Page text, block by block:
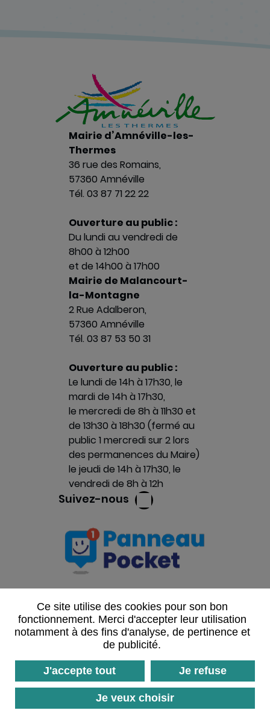
Ce site utilise des cookies pour son bon
fonctionnement. Merci d'accepter leur utilisation
notamment à des fins d'analyse, de pertinence et
de publicité.
J'accepte tout Je refuse
Je veux choisir
Mairie d’Amnéville-les-
Thermes
36 rue des Romains,
57360 Amnéville
Tél. 03 87 71 22 22
Ouverture au public :
Du lundi au vendredi de
8h00 à 12h00
et de 14h00 à 17h00
Mairie de Malancourt-
la-Montagne
2 Rue Adalberon,
57360 Amnéville
Tél. 03 87 53 50 31
Ouverture au public :
Le lundi de 14h à 17h30, le
mardi de 14h à 17h30,
le mercredi de 8h à 11h30 et
de 13h30 à 18h30 (fermé au
public 1 mercredi sur 2 lors
des permanences du Maire)
le jeudi de 14h à 17h30, le
vendredi de 8h à 12h
Suivez-nous
Mentions légales
Données personnelles
Plan du site